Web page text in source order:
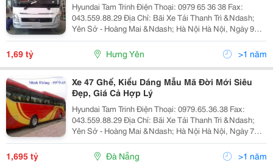
Hyundai Tam Trinh Điện Thoại: 0979 65 36 38 Fax:
043.559.88.29 Địa Chỉ: Bãi Xe Tải Thanh Trì &Ndash;
Yên Sở - Hoàng Mai &Ndash; Hà Nội Hà Nội, Ngày 9
Tháng 07 Năm 2015 Bảng Báo Giá Kính Gửi : Quý
Khách Hàng
1,69 tỷ Hưng Yên >1 năm
Xe 47 Ghế, Kiểu Dáng Mẫu Mã Đời Mới Siêu
Đẹp, Giá Cả Hợp Lý
Hyundai Tam Trinh Điện Thoại: 0979.65.36.38 Fax:
043.559.88.29 Địa Chỉ: Bãi Xe Tải Thanh Trì &Ndash;
Yên Sở - Hoàng Mai &Ndash; Hà Nội Hà Nội, Ngày 7
Tháng 7 Năm 2015 Báo Giá Kính Gửi : Quý Khách Hàng
1,695 tỷ Đà Nẵng >1 năm